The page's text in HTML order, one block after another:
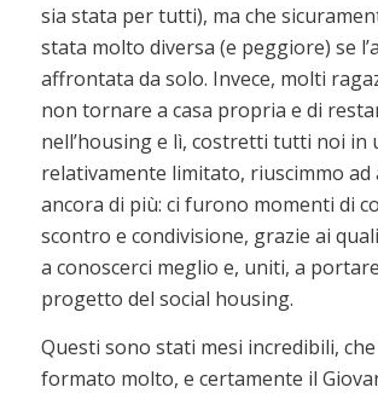
sia stata per tutti), ma che
stata molto diversa (e peggiore) se
affrontata da solo. Invece, molti
non tornare a casa propria e di
nell’housing e lì, costretti tutti noi in
relativamente limitato, riuscimmo ad
ancora di più: ci furono momenti di
scontro e condivisione, grazie ai
a conoscerci meglio e, uniti, a
progetto del social housing.
Questi sono stati mesi incredibili,
formato molto, e certamente il